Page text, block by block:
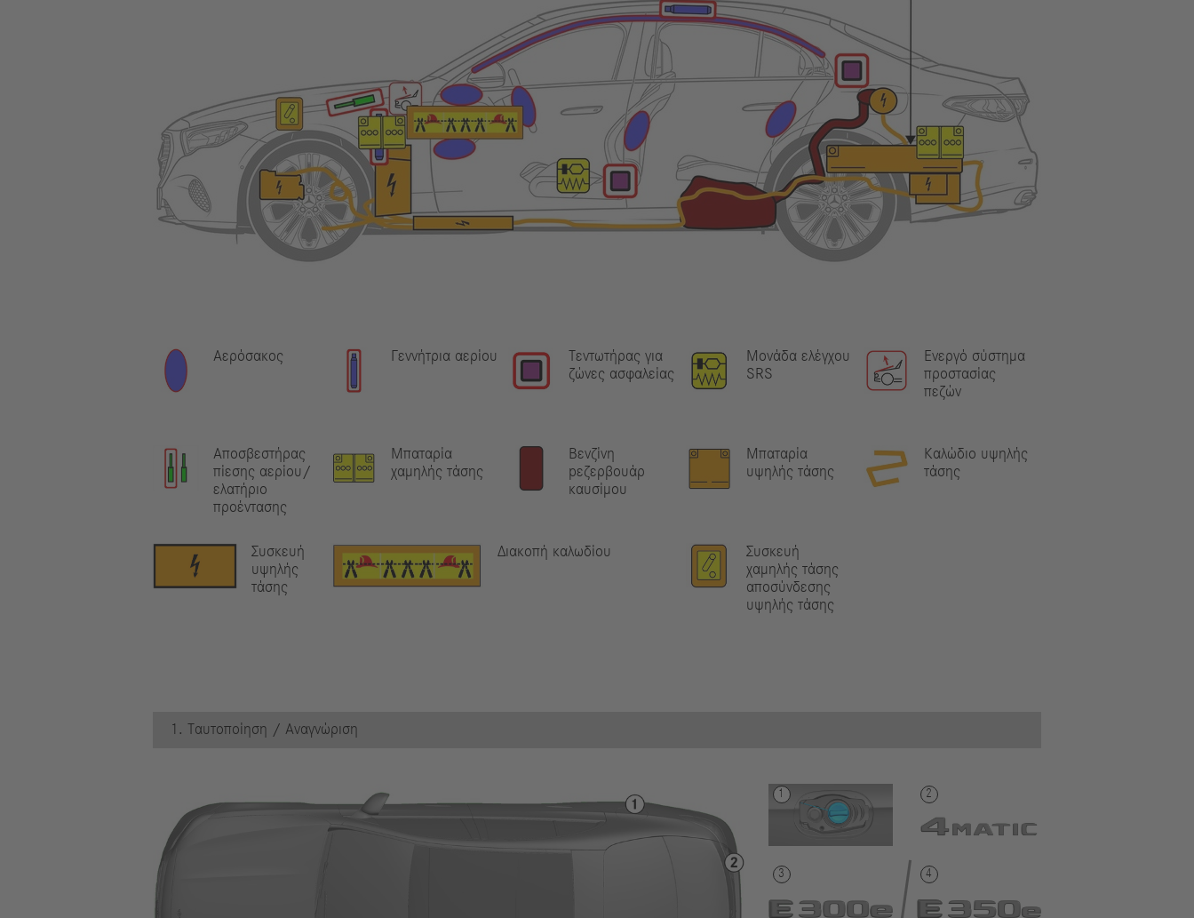
Αερόσακος Γεννήτρια αερίου
Τεντωτήρας για
ζώνες ασφαλείας
Μονάδα ελέγχου
SRS
Ενεργό σύστημα
προστασίας
πεζών
Αποσβεστήρας
πίεσης αερίου/
ελατήριο
προέντασης
Μπαταρία
χαμηλής τάσης
Βενζίνη
pεζερβουάρ
καυσίμου
Μπαταρία
υψηλής τάσης
Καλώδιο υψηλής
τάσης
Συσκευή
υψηλής
τάσης
Διακοπή καλωδίου
Συσκευή
χαμηλής τάσης
αποσύνδεσης
υψηλής τάσης
1. Ταυτοποίηση / Αναγνώριση